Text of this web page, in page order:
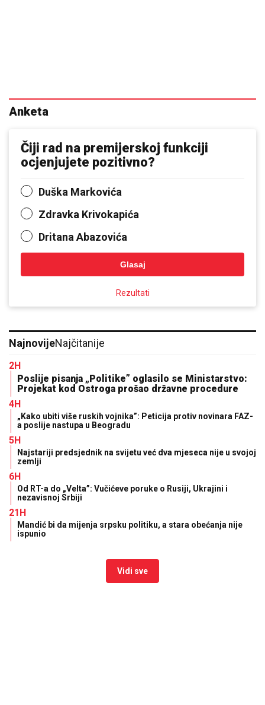
Anketa
Čiji rad na premijerskoj funkciji
ocjenjujete pozitivno?
Duška Markovića
Zdravka Krivokapića
Dritana Abazovića
Glasaj
Rezultati
NajnovijeNajčitanije
2H
Poslije pisanja „Politike” oglasilo se Ministarstvo:
Projekat kod Ostroga prošao državne procedure
4H
„Kako ubiti više ruskih vojnika”: Peticija protiv novinara FAZ-
a poslije nastupa u Beogradu
5H
Najstariji predsjednik na svijetu već dva mjeseca nije u svojoj
zemlji
6H
Od RT-a do „Velta”: Vučićeve poruke o Rusiji, Ukrajini i
nezavisnoj Srbiji
21H
Mandić bi da mijenja srpsku politiku, a stara obećanja nije
ispunio
Vidi sve